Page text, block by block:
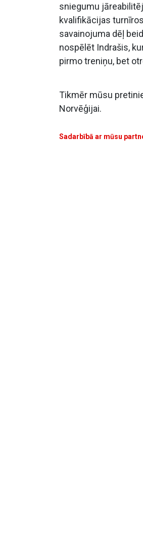
sniegumu
kvalifikācijas
savainojuma dēļ
nospēlēt Indrašis,
pirmo treniņu, bet
Tikmēr mūsu
Norvēģijai.
Sadarbībā ar mūsu